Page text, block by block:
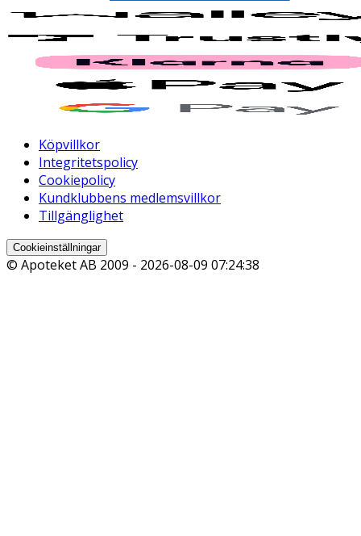
Köpvillkor
Integritetspolicy
Cookiepolicy
Kundklubbens medlemsvillkor
Tillgänglighet
Cookieinställningar
© Apoteket AB 2009 - 2026-08-09 07:24:38